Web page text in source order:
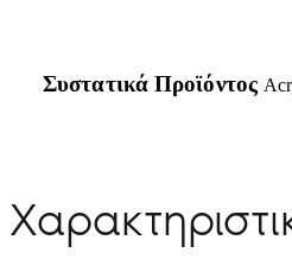
Συστατικά Προϊόντος